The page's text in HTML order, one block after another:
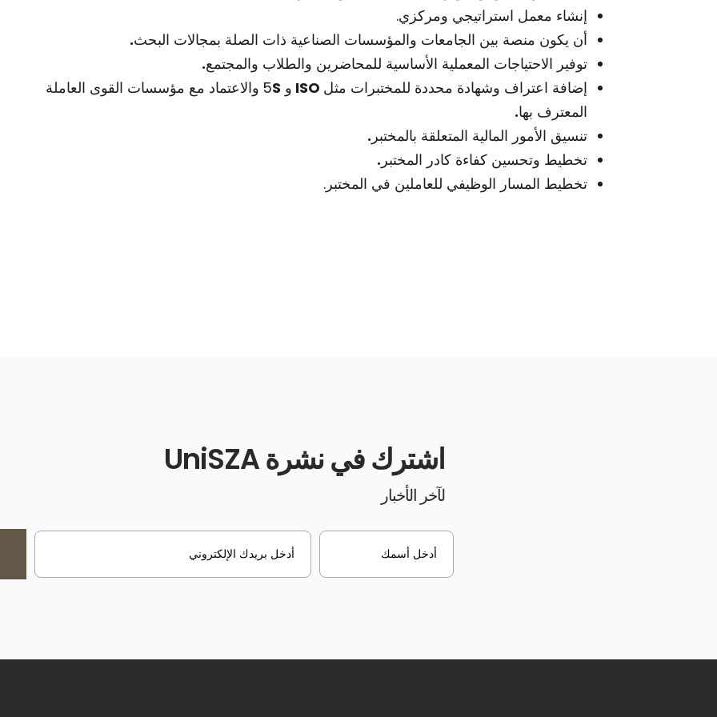
إنشاء معمل استراتيجي ومركزي.
أن يكون منصة بين الجامعات والمؤسسات الصناعية ذات الصلة بمجالات البحث.
توفير الاحتياجات المعملية الأساسية للمحاضرين والطلاب والمجتمع.
إضافة اعتراف وشهادة محددة للمختبرات مثل
و 5 S
والاعتماد مع مؤسسات القوى العاملة
المعترف بها.
تنسيق الأمور المالية المتعلقة بالمختبر .
تخطيط وتحسين كفاءة كادر المختبر .
تخطيط المسار الوظيفي للعاملين في المختبر.
اشترك في نشرة UniSZA
لآخر الأخبار